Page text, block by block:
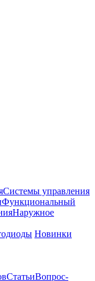
Системы управления
Функциональный
Наружное
Новинки
СтатьиВопрос-